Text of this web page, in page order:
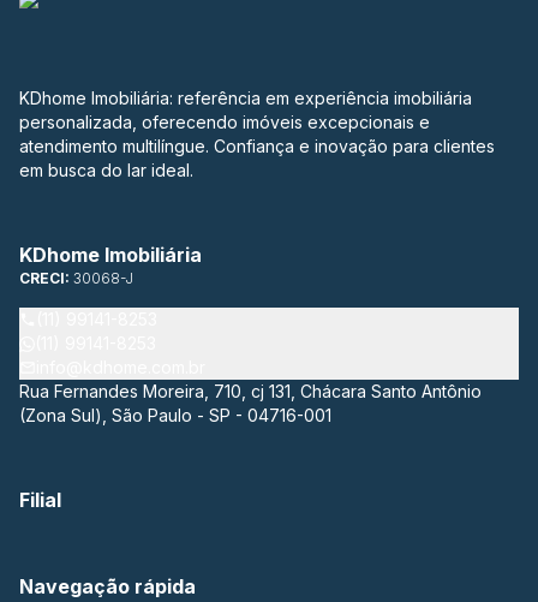
KDhome Imobiliária: referência em experiência imobiliária
personalizada, oferecendo imóveis excepcionais e
atendimento multilíngue. Confiança e inovação para clientes
em busca do lar ideal.
KDhome Imobiliária
CRECI: 30068-J
Rua Fernandes Moreira, 710, cj 131, Chácara Santo Antônio
(Zona Sul), São Paulo - SP - 04716-001
Filial
Navegação rápida